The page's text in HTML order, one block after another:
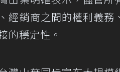
經銷商之間的權利義
的穩定性。